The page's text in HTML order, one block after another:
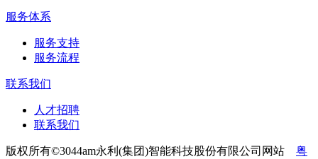
服务体系
服务支持
服务流程
联系我们
人才招聘
联系我们
版权所有©3044am永利(集团)智能科技股份有限公司网站 粤